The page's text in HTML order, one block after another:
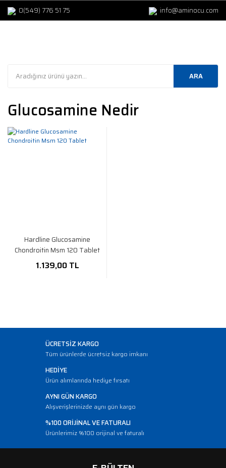
0(549) 776 51 75 info@aminocu.com
ARA
Glucosamine Nedir
Hardline Glucosamine
Chondroitin Msm 120 Tablet
1.139,00 TL
ÜCRETSİZ KARGO
Tüm ürünlerde ücretsiz kargo imkanı
HEDİYE
Ürün alımlarında hediye fırsatı
AYNI GÜN KARGO
Alışverişlerinizde aynı gün kargo
%100 ORİJİNAL VE FATURALI
Ürünlerimiz %100 orijinal ve faturalı